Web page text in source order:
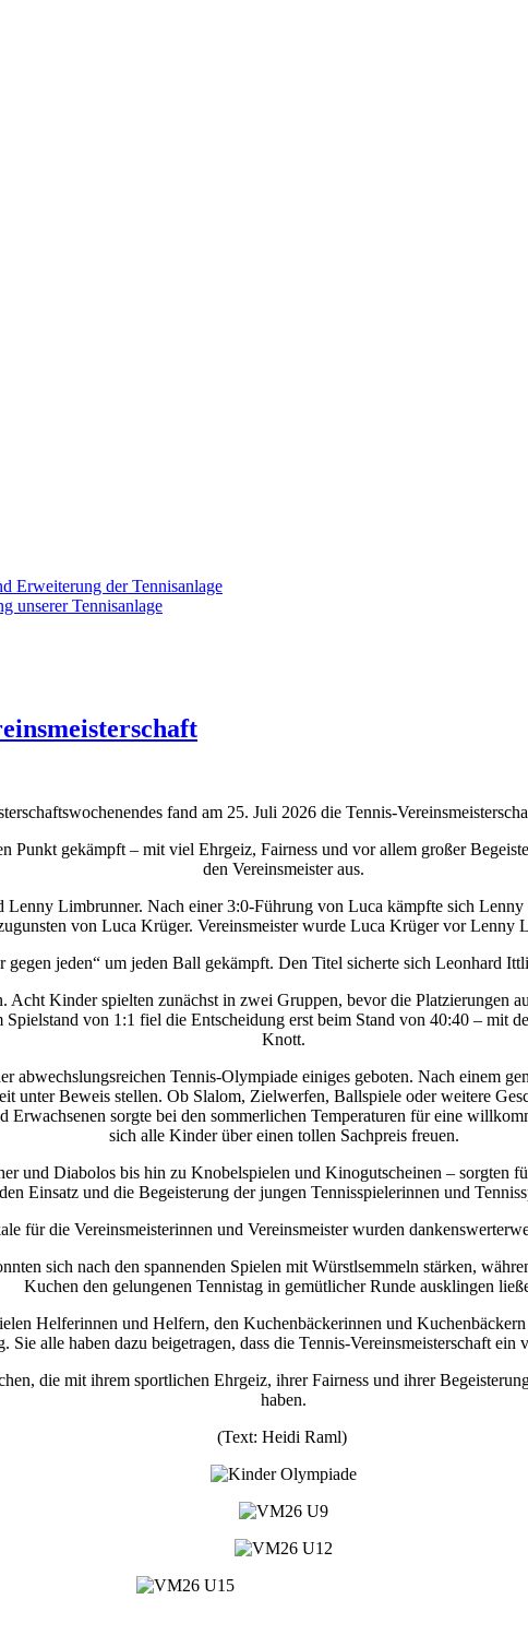
Erweiterung der Tennisanlage
unserer Tennisanlage
fand am 25. Juli 2026 die Tennis-
Punkt gekämpft – mit viel Ehrgeiz, Fairness und vor allem großer
den Vereinsmeister aus.
Lenny Limbrunner. Nach einer 3:0-Führung von Luca kämpfte sich
von Luca Krüger. Vereinsmeister wurde Luca Krüger vor Lenny
jeden“ um jeden Ball gekämpft. Den Titel sicherte sich Leonhard
Kinder spielten zunächst in zwei Gruppen, bevor die Platzierungen
von 1:1 fiel die Entscheidung erst beim Stand von 40:40 – mit
Knott.
abwechslungsreichen Tennis-Olympiade einiges geboten. Nach einem
unter Beweis stellen. Ob Slalom, Zielwerfen, Ballspiele oder weitere
Erwachsenen sorgte bei den sommerlichen Temperaturen für eine
sich alle Kinder über einen tollen Sachpreis freuen.
und Diabolos bis hin zu Knobelspielen und Kinogutscheinen – sorgten
den Einsatz und die Begeisterung der jungen Tennisspielerinnen und
für die Vereinsmeisterinnen und Vereinsmeister wurden
sich nach den spannenden Spielen mit Würstlsemmeln stärken,
Kuchen den gelungenen Tennistag in gemütlicher Runde ausklingen
Helferinnen und Helfern, den Kuchenbäckerinnen und
Sie alle haben dazu beigetragen, dass die Tennis-Vereinsmeisterschaft
die mit ihrem sportlichen Ehrgeiz, ihrer Fairness und ihrer
haben.
(Text: Heidi Raml)